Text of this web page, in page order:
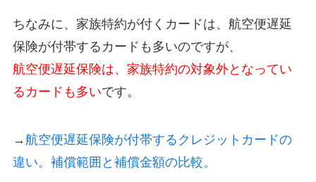
ちなみに、家族特約が付くカードは、航空便遅延
保険が付帯するカードも多いのですが、
航空便遅延保険は、家族特約の対象外となってい
るカードも多いです。
→航空便遅延保険が付帯するクレジットカードの
違い。補償範囲と補償金額の比較。